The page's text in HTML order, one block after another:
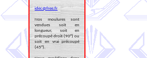
idec@free.fr
Nos moulures sont
vendues soit en
longueur, soit en
précoupé droit (90°) ou
soit en vrai précoupé
(45°).